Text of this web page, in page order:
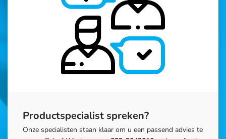
Productspecialist spreken?
Onze specialisten staan klaar om u een passend advies te